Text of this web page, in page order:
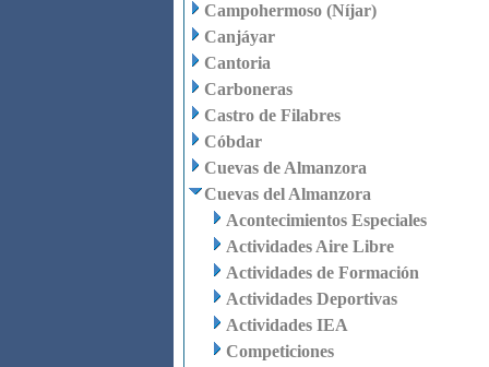
Campohermoso (Níjar)
Canjáyar
Cantoria
Carboneras
Castro de Filabres
Cóbdar
Cuevas de Almanzora
Cuevas del Almanzora
Acontecimientos Especiales
Actividades Aire Libre
Actividades de Formación
Actividades Deportivas
Actividades IEA
Competiciones